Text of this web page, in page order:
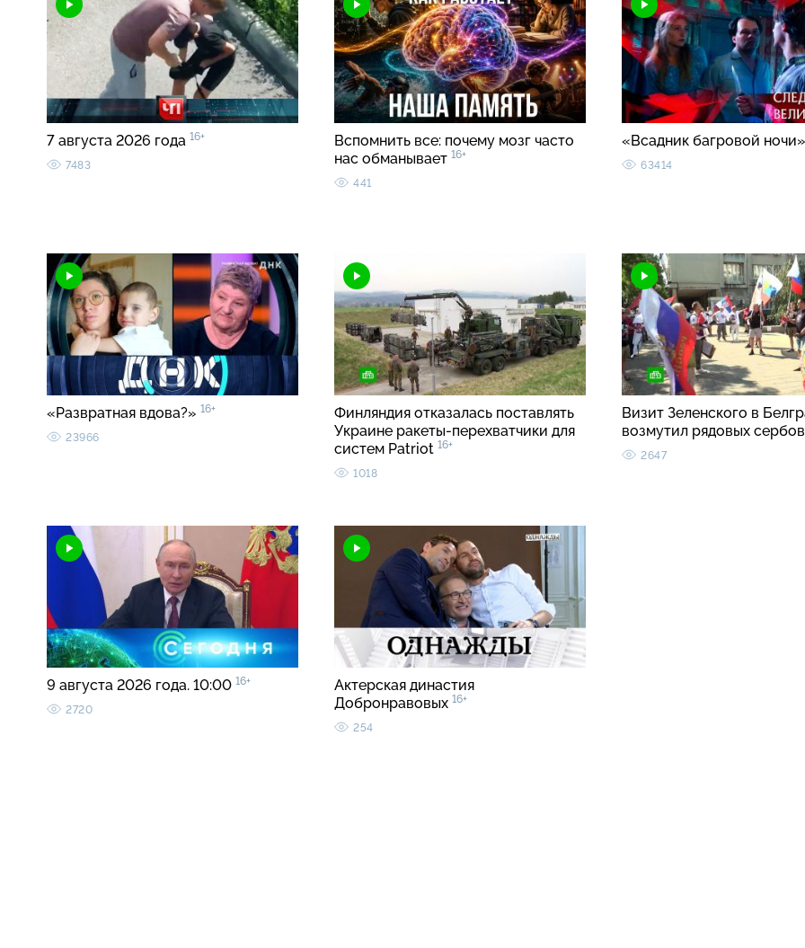
7 августа 2026 года 16+
7483
Вспомнить все: почему мозг часто
нас обманывает 16+
441
«Всадник багровой
63414
«Развратная вдова?» 16+
23966
Финляндия отказалась поставлять
Украине ракеты-перехватчики для
систем Patriot 16+
1018
Визит Зеленского в
возмутил рядовых
2647
9 августа 2026 года. 10:00 16+
2720
Актерская династия
Добронравовых 16+
254